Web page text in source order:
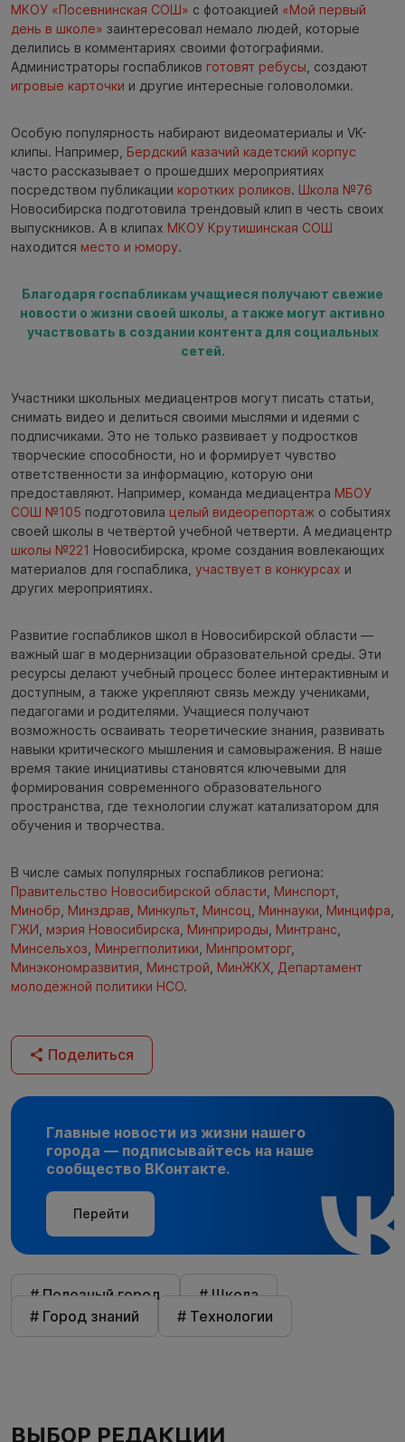
МКОУ «Посевнинская СОШ» с фотоакцией «Мой первый
день в школе» заинтересовал немало людей, которые
делились в комментариях своими фотографиями.
Администраторы госпабликов готовят ребусы , создают
игровые карточки и другие интересные головоломки.
Особую популярность набирают видеоматериалы и VK-
клипы. Например, Бердский казачий кадетский корпус
часто рассказывает о прошедших мероприятиях
посредством публикации коротких роликов. Школа №76
Новосибирска подготовила трендовый клип в честь своих
выпускников. А в клипах МКОУ Крутишинская СОШ
находится место и юмору.
Благодаря госпабликам учащиеся получают свежие
новости о жизни своей школы, а также могут активно
участвовать в создании контента для социальных
сетей.
Участники школьных медиацентров могут писать статьи,
снимать видео и делиться своими мыслями и идеями с
подписчиками. Это не только развивает у подростков
творческие способности, но и формирует чувство
ответственности за информацию, которую они
предоставляют. Например, команда медиацентра МБОУ
СОШ №105 подготовила целый видеорепортаж о событиях
своей школы в четвёртой учебной четверти. А медиацентр
школы №221 Новосибирска, кроме создания вовлекающих
материалов для госпаблика, участвует в конкурсах и
других мероприятиях.
Развитие госпабликов школ в Новосибирской области —
важный шаг в модернизации образовательной среды. Эти
ресурсы делают учебный процесс более интерактивным и
доступным, а также укрепляют связь между учениками,
педагогами и родителями. Учащиеся получают
возможность осваивать теоретические знания, развивать
навыки критического мышления и самовыражения. В наше
время такие инициативы становятся ключевыми для
формирования современного образовательного
пространства, где технологии служат катализатором для
обучения и творчества.
В числе самых популярных госпабликов региона:
Правительство Новосибирской области Минспорт
Минобр Минздрав Минкульт Минсоц Миннауки Минцифра
ГЖИ мэрия Новосибирска Минприроды Минтранс
Минсельхоз Минрегполитики Минпромторг,
Минэкономразвития Минстрой МинЖКХ Департамент
молодёжной политики НСО.
Поделиться
Главные новости из жизни нашего
города — подписывайтесь на наше
сообщество ВКонтакте.
Перейти
# Полезный город
# Школа
# Город знаний
# Технологии
ВЫБОР РЕДАКЦИИ